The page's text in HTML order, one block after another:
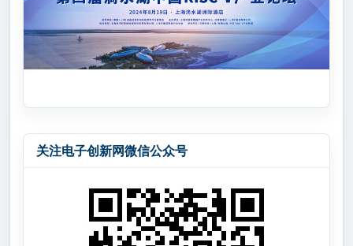
关注电子创新网微信公众号